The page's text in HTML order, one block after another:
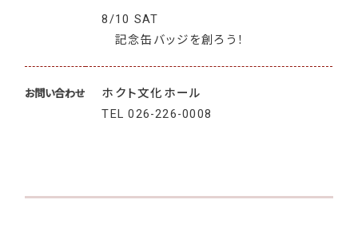
8/10 SAT
記念缶バッジを創ろう！
お問い合わせ
ホクト文化ホール
TEL026-226-0008